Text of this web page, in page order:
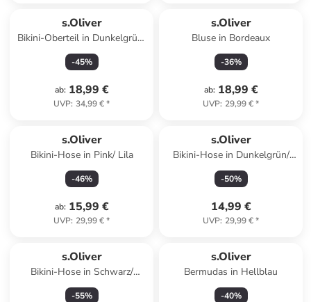
s.Oliver
Bikini-Oberteil in Dunkelgrün/
Creme
-45%
ab: 18,99 €
UVP: 34,99 €*
s.Oliver
Bluse in Bordeaux
-36%
ab: 18,99 €
UVP: 29,99 €*
s.Oliver
Bikini-Hose in Pink/ Lila
-46%
ab: 15,99 €
UVP: 29,99 €*
s.Oliver
Bikini-Hose in Dunkelgrün/
Creme
-50%
14,99 €
UVP: 29,99 €*
s.Oliver
Bikini-Hose in Schwarz/
Hellblau/ Koralle
-55%
s.Oliver
Bermudas in Hellblau
-40%